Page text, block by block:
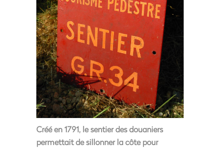
Créé en 1791, le sentier des douaniers
permettait de sillonner la côte pour